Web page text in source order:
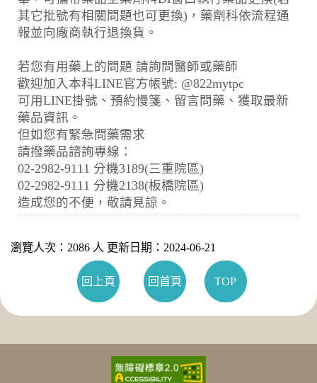
其它批號有相關問題也可更換)，藥劑科依流程通
報並向廠商執行退換貨。
若您有用藥上的問題 請詢問醫師或藥師
歡迎加入本科LINE官方帳號: @822mytpc
可用LINE掛號、預約慢箋、留言問藥、獲取最新
藥品資訊。
但如您有緊急問藥需求
請撥藥品諮詢專線：
02-2982-9111 分機3189(三重院區)
02-2982-9111 分機2138(板橋院區)
造成您的不便，敬請見諒。
瀏覽人次：2086 人 更新日期：2024-06-21
回上頁 回首頁 TOP